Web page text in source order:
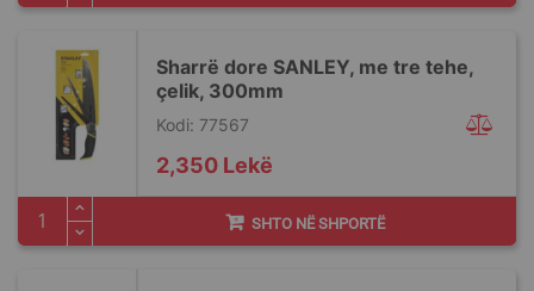
Sharrë dore SANLEY, me tre tehe,
çelik, 300mm
Kodi: 77567
2,350 Lekë
SHTO NË SHPORTË